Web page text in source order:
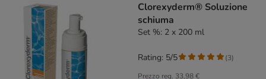
Clorexyderm® Soluzione
schiuma
Set %: 2 x 200 ml
Prezzo reg. 33,98 €
Rating: 5/5 (3)